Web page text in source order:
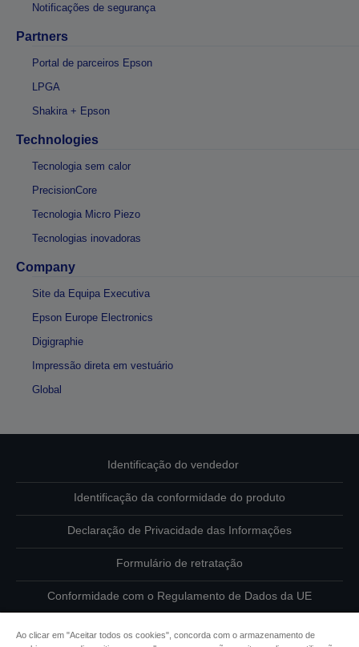
Notificações de segurança
Partners
Portal de parceiros Epson
LPGA
Shakira + Epson
Technologies
Tecnologia sem calor
PrecisionCore
Tecnologia Micro Piezo
Tecnologias inovadoras
Company
Site da Equipa Executiva
Epson Europe Electronics
Digigraphie
Impressão direta em vestuário
Global
Identificação do vendedor
Identificação da conformidade do produto
Declaração de Privacidade das Informações
Formulário de retratação
Conformidade com o Regulamento de Dados da UE
Ao clicar em "Aceitar todos os cookies", concorda com o armazenamento de